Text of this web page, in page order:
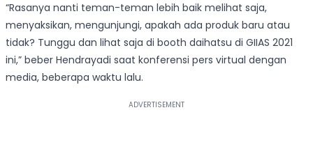
“Rasanya nanti teman-teman lebih baik melihat saja,
menyaksikan, mengunjungi, apakah ada produk baru atau
tidak? Tunggu dan lihat saja di booth daihatsu di GIIAS 2021
ini,” beber Hendrayadi saat konferensi pers virtual dengan
media, beberapa waktu lalu.